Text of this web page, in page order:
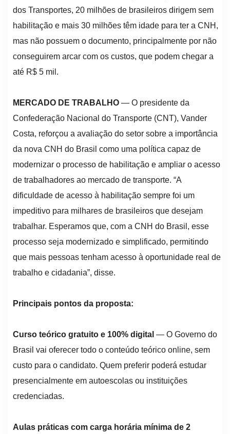
dos Transportes, 20 milhões de brasileiros dirigem sem
habilitação e mais 30 milhões têm idade para ter a CNH,
mas não possuem o documento, principalmente por não
conseguirem arcar com os custos, que podem chegar a
até R$ 5 mil.
MERCADO DE TRABALHO — O presidente da
Confederação Nacional do Transporte (CNT), Vander
Costa, reforçou a avaliação do setor sobre a importância
da nova CNH do Brasil como uma política capaz de
modernizar o processo de habilitação e ampliar o acesso
de trabalhadores ao mercado de transporte. “A
dificuldade de acesso à habilitação sempre foi um
impeditivo para milhares de brasileiros que desejam
trabalhar. Esperamos que, com a CNH do Brasil, esse
processo seja modernizado e simplificado, permitindo
que mais pessoas tenham acesso à oportunidade real de
trabalho e cidadania”, disse.
Principais pontos da proposta:
Curso teórico gratuito e 100% digital — O Governo do
Brasil vai oferecer todo o conteúdo teórico online, sem
custo para o candidato. Quem preferir poderá estudar
presencialmente em autoescolas ou instituições
credenciadas.
Aulas práticas com carga horária mínima de 2